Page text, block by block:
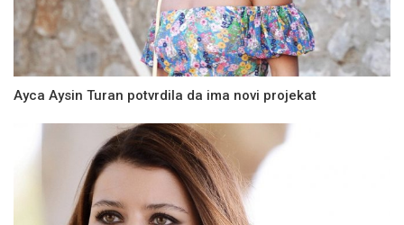
Ayca Aysin Turan potvrdila da ima novi projekat